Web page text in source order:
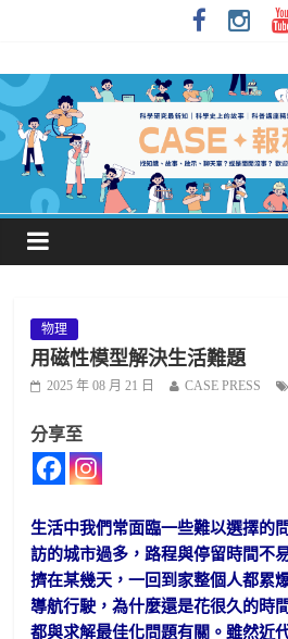
物理
用磁性模型解決生活難題
2025 年 08 月 21 日 CASE PRESS
分享至
生活中我們常面臨一些難以選擇的
訪的城市過多，路程與停留時間不
擠在某幾天，一回到家整個人都累
導航行駛，為什麼還是花很久的時
都與求解最佳化問題有關。雖然近